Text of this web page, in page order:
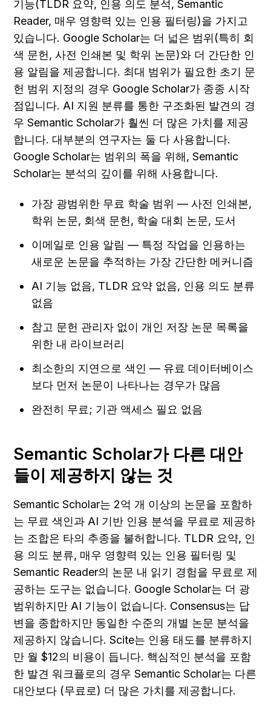
기능(TLDR 요약, 인용 의도 분석, Semantic
Reader, 매우 영향력 있는 인용 필터링)을 가지고
있습니다. Google Scholar는 더 넓은 범위(특히 회
색 문헌, 사전 인쇄본 및 학위 논문)와 더 간단한 인
용 알림을 제공합니다. 최대 범위가 필요한 초기 문
헌 범위 지정의 경우 Google Scholar가 종종 시작
점입니다. AI 지원 분류를 통한 구조화된 발견의 경
우 Semantic Scholar가 훨씬 더 많은 가치를 제공
합니다. 대부분의 연구자는 둘 다 사용합니다.
Google Scholar는 범위의 폭을 위해, Semantic
Scholar는 분석의 깊이를 위해 사용합니다.
가장 광범위한 무료 학술 범위 — 사전 인쇄본,
학위 논문, 회색 문헌, 학술 대회 논문, 도서
이메일로 인용 알림 — 특정 작업을 인용하는
새로운 논문을 추적하는 가장 간단한 메커니즘
AI 기능 없음, TLDR 요약 없음, 인용 의도 분류
없음
참고 문헌 관리자 없이 개인 저장 논문 목록을
위한 내 라이브러리
최소한의 지연으로 색인 — 유료 데이터베이스
보다 먼저 논문이 나타나는 경우가 많음
완전히 무료; 기관 액세스 필요 없음
Semantic Scholar가 다른 대안
들이 제공하지 않는 것
Semantic Scholar는 2억 개 이상의 논문을 포함하
는 무료 색인과 AI 기반 인용 분석을 무료로 제공하
는 조합은 타의 추종을 불허합니다. TLDR 요약, 인
용 의도 분류, 매우 영향력 있는 인용 필터링 및
Semantic Reader의 논문 내 읽기 경험을 무료로 제
공하는 도구는 없습니다. Google Scholar는 더 광
범위하지만 AI 기능이 없습니다. Consensus는 답
변을 종합하지만 동일한 수준의 개별 논문 분석을
제공하지 않습니다. Scite는 인용 태도를 분류하지
만 월 $12의 비용이 듭니다. 핵심적인 분석을 포함
한 발견 워크플로의 경우 Semantic Scholar는 다른
대안보다 (무료로) 더 많은 가치를 제공합니다.